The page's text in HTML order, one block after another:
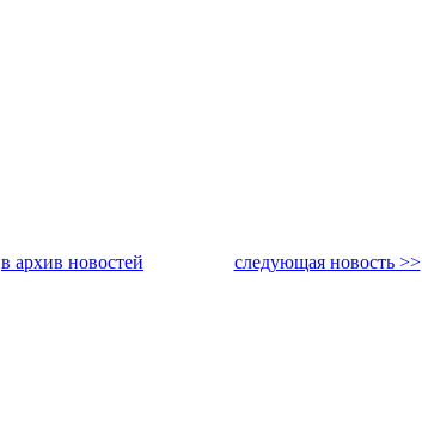
в архив новостей следующая новость >>